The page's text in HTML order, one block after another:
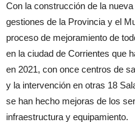
Con la construcción de la
gestiones de la Provincia y el
proceso de mejoramiento de
en la ciudad de Corrientes que
en 2021, con once centros de
y la intervención en otras 18
se han hecho mejoras de los
infraestructura y equipamiento.